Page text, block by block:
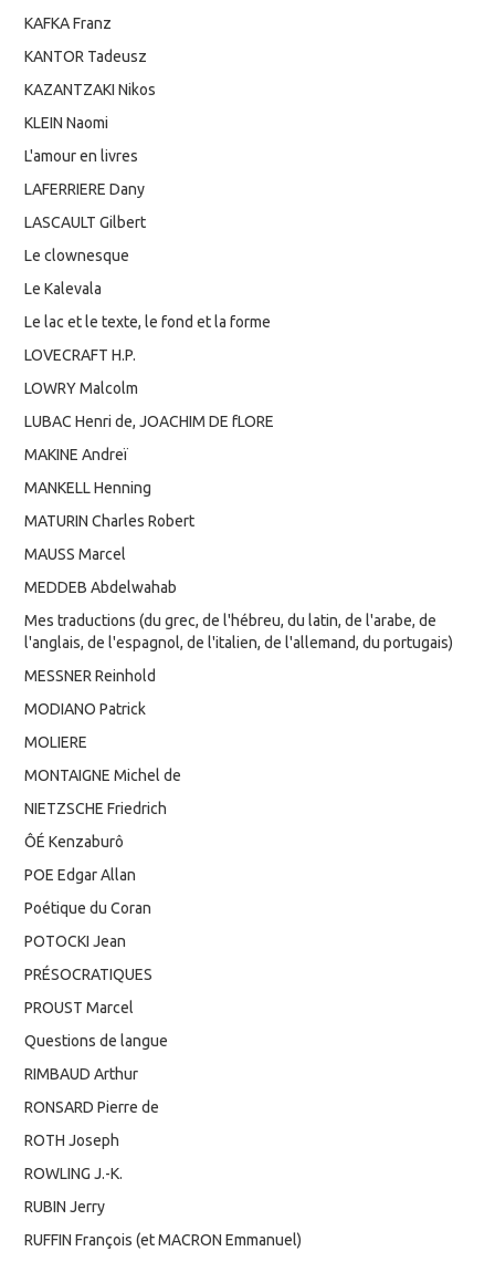
KAFKA Franz
KANTOR Tadeusz
KAZANTZAKI Nikos
KLEIN Naomi
L'amour en livres
LAFERRIERE Dany
LASCAULT Gilbert
Le clownesque
Le Kalevala
Le lac et le texte, le fond et la forme
LOVECRAFT H.P.
LOWRY Malcolm
LUBAC Henri de, JOACHIM DE fLORE
MAKINE Andreï
MANKELL Henning
MATURIN Charles Robert
MAUSS Marcel
MEDDEB Abdelwahab
Mes traductions (du grec, de l'hébreu, du latin, de l'arabe, de
l'anglais, de l'espagnol, de l'italien, de l'allemand, du portugais)
MESSNER Reinhold
MODIANO Patrick
MOLIERE
MONTAIGNE Michel de
NIETZSCHE Friedrich
ÔÉ Kenzaburô
POE Edgar Allan
Poétique du Coran
POTOCKI Jean
PRÉSOCRATIQUES
PROUST Marcel
Questions de langue
RIMBAUD Arthur
RONSARD Pierre de
ROTH Joseph
ROWLING J.-K.
RUBIN Jerry
RUFFIN François (et MACRON Emmanuel)